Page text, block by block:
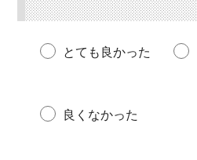
とても良かった
良くなかった